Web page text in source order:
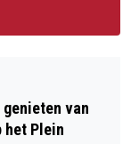
van
het Plein